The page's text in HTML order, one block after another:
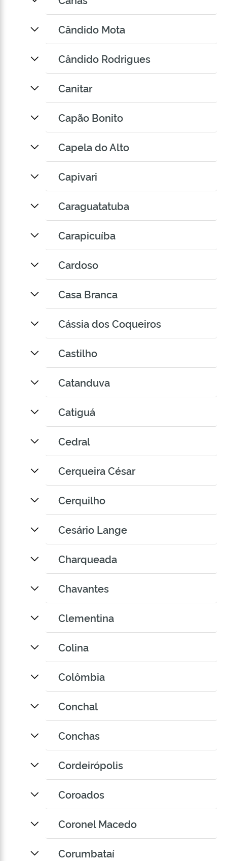
Cândido Mota
Cândido Rodrigues
Canitar
Capão Bonito
Capela do Alto
Capivari
Caraguatatuba
Carapicuíba
Cardoso
Casa Branca
Cássia dos Coqueiros
Castilho
Catanduva
Catiguá
Cedral
Cerqueira César
Cerquilho
Cesário Lange
Charqueada
Chavantes
Clementina
Colina
Colômbia
Conchal
Conchas
Cordeirópolis
Coroados
Coronel Macedo
Corumbataí